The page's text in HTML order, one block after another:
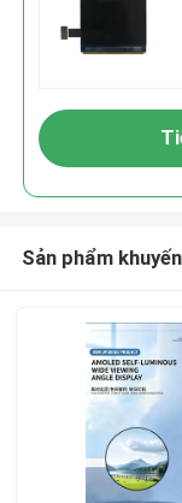
Sản phẩm